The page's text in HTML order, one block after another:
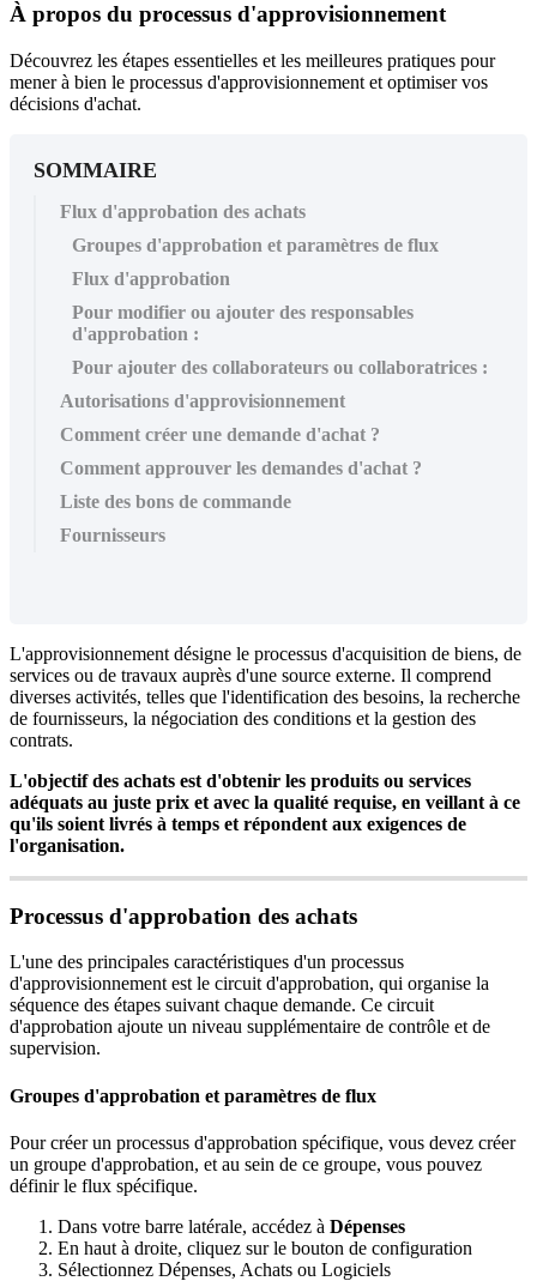
À propos du processus d'approvisionnement
Découvrez les étapes essentielles et les meilleures pratiques pour
mener à bien le processus d'approvisionnement et optimiser vos
décisions d'achat.
SOMMAIRE
Flux d'approbation des achats
Groupes d'approbation et paramètres de flux
Flux d'approbation
Pour modifier ou ajouter des responsables
d'approbation :
Pour ajouter des collaborateurs ou collaboratrices :
Autorisations d'approvisionnement
Comment créer une demande d'achat ?
Comment approuver les demandes d'achat ?
Liste des bons de commande
Fournisseurs
L'approvisionnement désigne le processus d'acquisition de biens, de
services ou de travaux auprès d'une source externe. Il comprend
diverses activités, telles que l'identification des besoins, la recherche
de fournisseurs, la négociation des conditions et la gestion des
contrats.
L'objectif des achats est d'obtenir les produits ou services
adéquats au juste prix et avec la qualité requise, en veillant à ce
qu'ils soient livrés à temps et répondent aux exigences de
l'organisation.
Processus d'approbation des achats
L'une des principales caractéristiques d'un processus
d'approvisionnement est le circuit d'approbation, qui organise la
séquence des étapes suivant chaque demande. Ce circuit
d'approbation ajoute un niveau supplémentaire de contrôle et de
supervision.
Groupes d'approbation et paramètres de flux
Pour créer un processus d'approbation spécifique, vous devez créer
un groupe d'approbation, et au sein de ce groupe, vous pouvez
définir le flux spécifique.
Dans votre barre latérale, accédez à Dépenses
En haut à droite, cliquez sur le bouton de configuration
Sélectionnez Dépenses, Achats ou Logiciels